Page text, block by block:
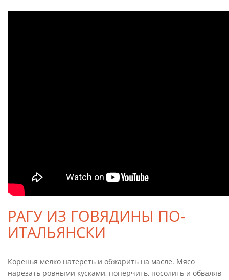
РАГУ ИЗ ГОВЯДИНЫ ПО-
ИТАЛЬЯНСКИ
Коренья мелко натереть и обжарить на масле. Мясо
нарезать ровными кусками, поперчить, посолить и обваляв